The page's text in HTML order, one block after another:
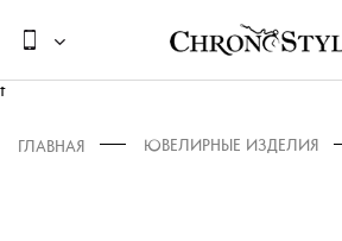
t
ГЛАВНАЯ ЮВЕЛИРНЫЕ ИЗДЕЛИЯ